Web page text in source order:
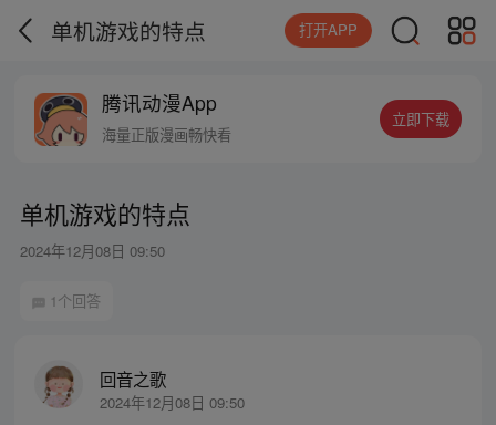
单机游戏的特点 打开APP
腾讯动漫App
海量正版漫画畅快看
立即下载
单机游戏的特点
2024年12月08日 09:50
1个回答
回音之歌
2024年12月08日 09:50